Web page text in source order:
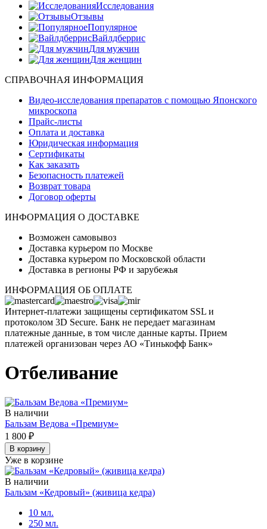
Исследования
Отзывы
Популярное
Вайлдберрис
Для мужчин
Для женщин
СПРАВОЧНАЯ ИНФОРМАЦИЯ
Видео-исследования препаратов с помощью Японского
микроскопа
Прайс-листы
Оплата и доставка
Юридическая информация
Сертификаты
Как заказать
Безопасность платежей
Возврат товара
Договор оферты
ИНФОРМАЦИЯ О ДОСТАВКЕ
Возможен самовывоз
Доставка курьером по Москве
Доставка курьером по Московской области
Доставка в регионы РФ и зарубежья
ИНФОРМАЦИЯ ОБ ОПЛАТЕ
Интернет-платежи защищены сертификатом SSL и
протоколом 3D Secure. Банк не передает магазинам
платежные данные, в том числе данные карты. Прием
платежей организован через АО «Тинькофф Банк»
Отбеливание
В наличии
Бальзам Ведова «Премиум»
1 800 ₽
В корзину
Уже в корзине
В наличии
Бальзам «Кедровый» (живица кедра)
10 мл.
250 мл.